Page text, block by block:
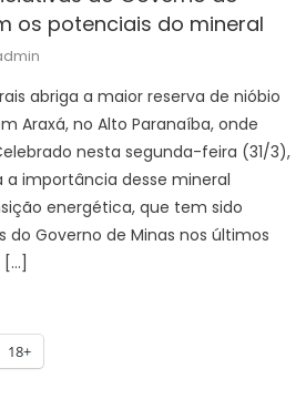
os potenciais do mineral
abriga a maior reserva de nióbio
Araxá, no Alto Paranaíba, onde
nesta segunda-feira (31/3),
a importância desse mineral
energética, que tem sido
do Governo de Minas nos últimos
[…]
18+